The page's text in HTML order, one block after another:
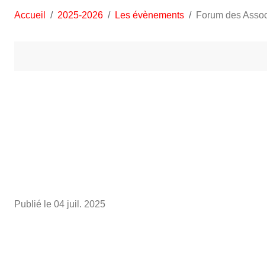
Accueil 2025-2026 Les évènements Forum des
Publié le 04 juil. 2025